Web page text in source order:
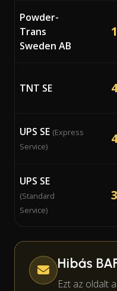
Powder-
Trans
Sweden AB
TNT SE
UPS SE (Express
Service)
UPS SE
(Standard
Service)
Hibás
Ezt az oldalt